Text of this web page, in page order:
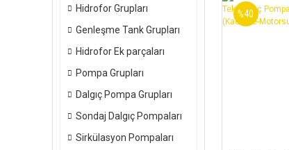
Hidrofor Grupları
Genleşme Tank Grupları
Hidrofor Ek parçaları
Pompa Grupları
Dalgıç Pompa Grupları
Sondaj Dalgıç Pompaları
Sirkülasyon Pompaları
%40